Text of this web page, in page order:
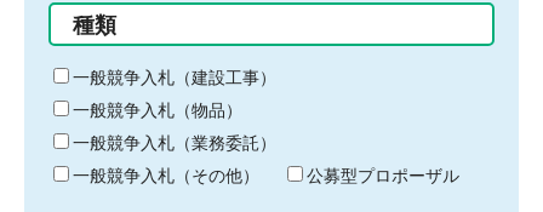
る
キ
ー
ワ
ー
ド
種類
一般競争入札（建設工事）
一般競争入札（物品）
一般競争入札（業務委託）
一般競争入札（その他）
公募型プロポーザル